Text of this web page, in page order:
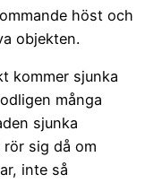
höst och
objekten.
kommer sjunka
många
sjunka
sig då om
inte så